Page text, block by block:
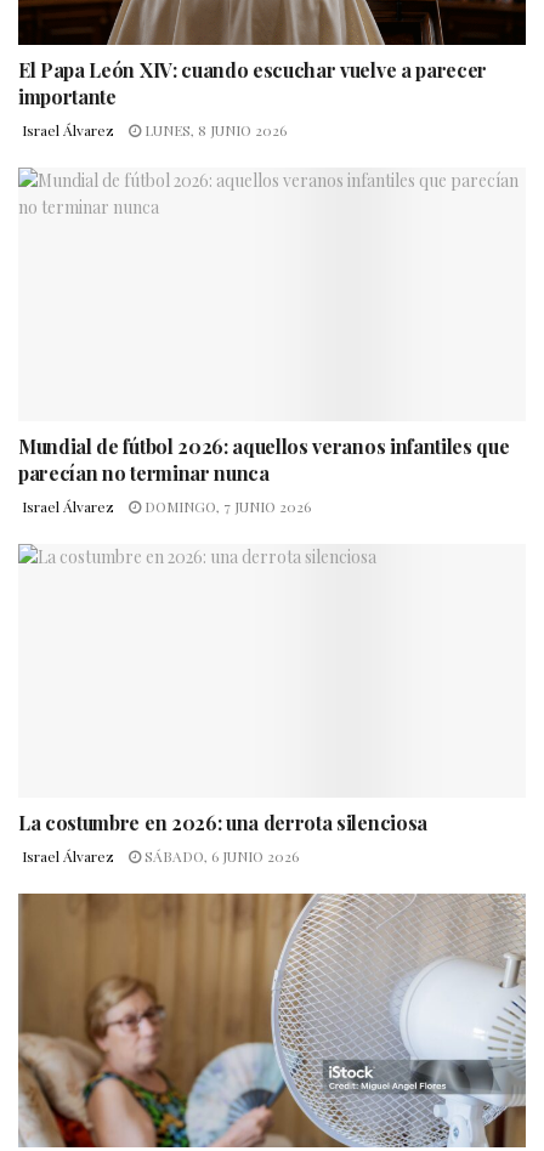
El Papa León XIV: cuando escuchar vuelve a parecer
importante
Israel Álvarez LUNES, 8 JUNIO 2026
Mundial de fútbol 2026: aquellos veranos infantiles que
parecían no terminar nunca
Israel Álvarez DOMINGO, 7 JUNIO 2026
La costumbre en 2026: una derrota silenciosa
Israel Álvarez SÁBADO, 6 JUNIO 2026